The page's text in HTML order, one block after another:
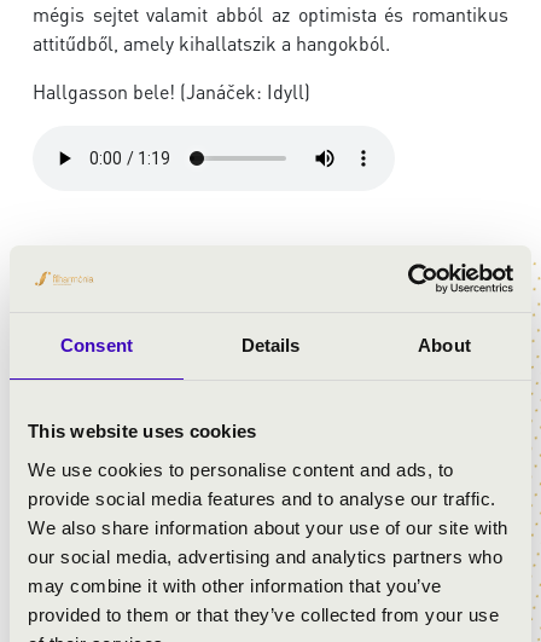
Consent Details About
This website uses cookies
We use cookies to personalise content and ads, to
provide social media features and to analyse our traffic.
We also share information about your use of our site with
our social media, advertising and analytics partners who
may combine it with other information that you’ve
provided to them or that they’ve collected from your use
mégis sejtet valamit abból az optimista és romantikus
attitűdből, amely kihallatszik a hangokból.
Hallgasson bele! (Janáček: Idyll)
Budapesti Fesztiválzenekar
koncertmester:Pilz János
MŰSOR:
Haydn: B-dúr szimfónia, No. 35.
C. Ph. E. Bach: a-moll csellóverseny